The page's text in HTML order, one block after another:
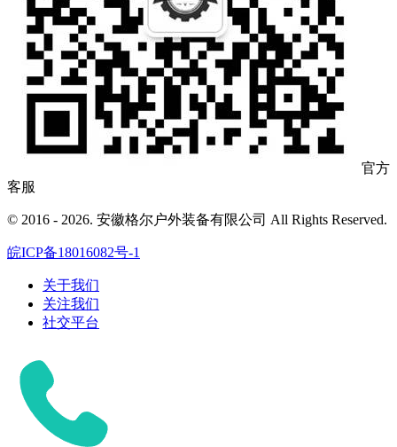
官方
客服
© 2016 - 2026. 安徽格尔户外装备有限公司 All Rights Reserved.
皖ICP备18016082号-1
关于我们
关注我们
社交平台